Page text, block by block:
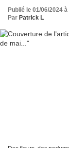
Publié le 01/06/2024 à
Par Patrick L